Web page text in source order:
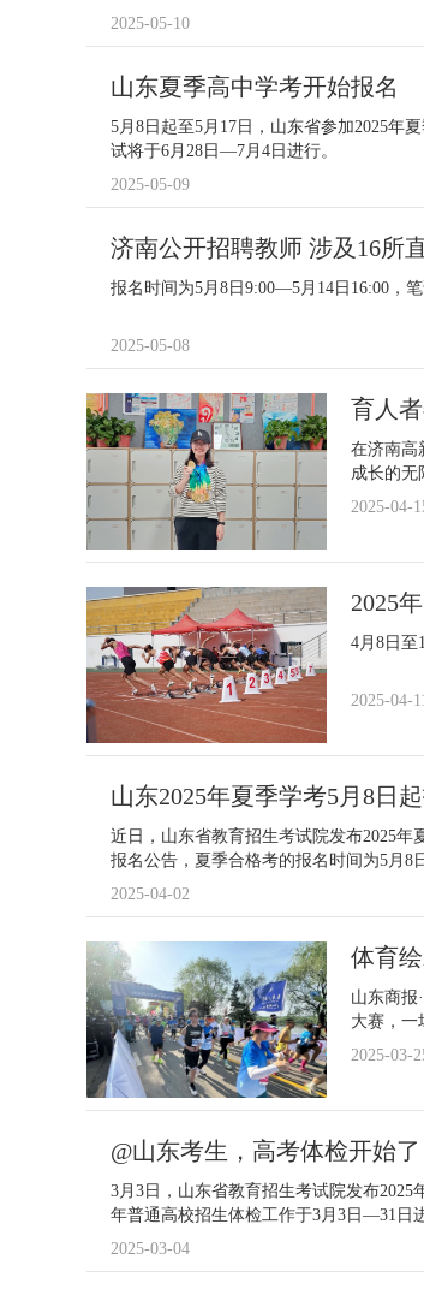
2025-05-10
山东夏季高中学考开始报名
5月8日起至5月17日，山东省参加2025年
试将于6月28日—7月4日进行。
2025-05-09
济南公开招聘教师 涉及16所
报名时间为5月8日9:00—5月14日16:00，笔
2025-05-08
育人
在济南高
成长的无
2025-04-
2025
4月8日至
2025-04-
山东2025年夏季学考5月8日
近日，山东省教育招生考试院发布2025年
报名公告，夏季合格考的报名时间为5月8
2025-04-02
体育
山东商报
大赛，一
2025-03-
@山东考生，高考体检开始了
3月3日，山东省教育招生考试院发布
年普通高校招生体检工作于3月3日—31日
2025-03-04